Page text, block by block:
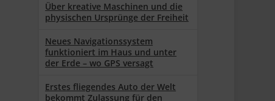
Über kreative Maschinen und die
physischen Ursprünge der Freiheit
Neues Navigationssystem
funktioniert im Haus und unter
der Erde – wo GPS versagt
Erstes fliegendes Auto der Welt
bekommt Zulassung für den